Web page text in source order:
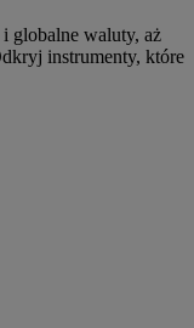
globalne waluty, aż
instrumenty, które